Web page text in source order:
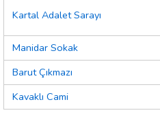
Kartal Adalet Sarayı
Manidar Sokak
Barut Çıkmazı
Kavaklı Cami